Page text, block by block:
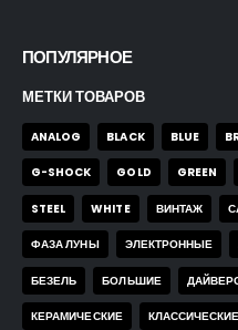
ПОПУЛЯРНОЕ
МЕТКИ ТОВАРОВ
ANALOG BLACK BLUE
G-SHOCK GOLD GREEN
STEEL WHITE ВИНТАЖ
ФАЗА ЛУНЫ ЭЛЕКТРОННЫЕ
БЕЗЕЛЬ БОЛЬШИЕ
КЕРАМИЧЕСКИЕ КЛАССИЧЕСКИЕ